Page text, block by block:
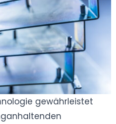
gewährleistet